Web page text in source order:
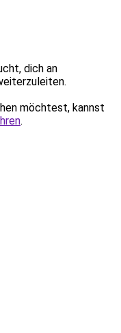
dich an
möchtest, kannst
.